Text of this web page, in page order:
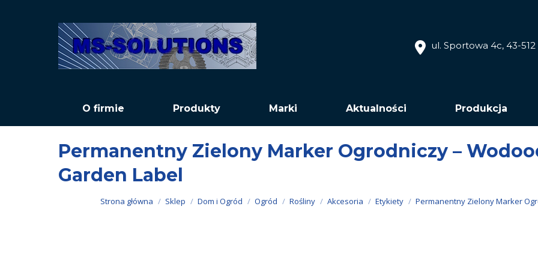
ul. Sportowa 4c, 43-
O firmie Produkty Marki Aktualności Produkcja
Permanentny Zielony Marker Ogrodniczy –
Garden Label
Jesteś tutaj:
Strona główna Sklep Dom i Ogród Ogród Rośliny Akcesoria Etykiety Permanentny Zielony Marker